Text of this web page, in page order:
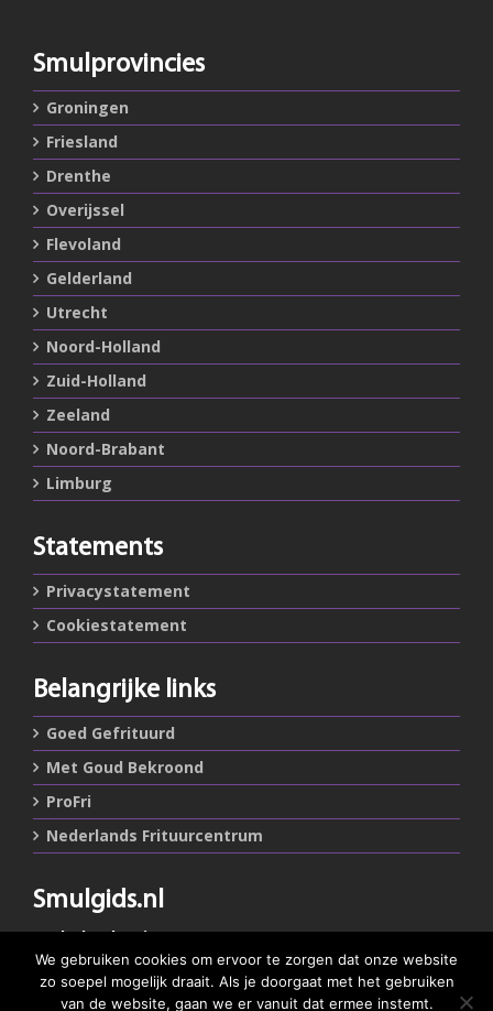
Smulprovincies
Groningen
Friesland
Drenthe
Overijssel
Flevoland
Gelderland
Utrecht
Noord-Holland
Zuid-Holland
Zeeland
Noord-Brabant
Limburg
Statements
Privacystatement
Cookiestatement
Belangrijke links
Goed Gefrituurd
Met Goud Bekroond
ProFri
Nederlands Frituurcentrum
Smulgids.nl
Nederlands Frituurcentrum
Blaarthemseweg 72
5502 JW Veldhoven
We gebruiken cookies om ervoor te zorgen dat onze website
zo soepel mogelijk draait. Als je doorgaat met het gebruiken
van de website, gaan we er vanuit dat ermee instemt.